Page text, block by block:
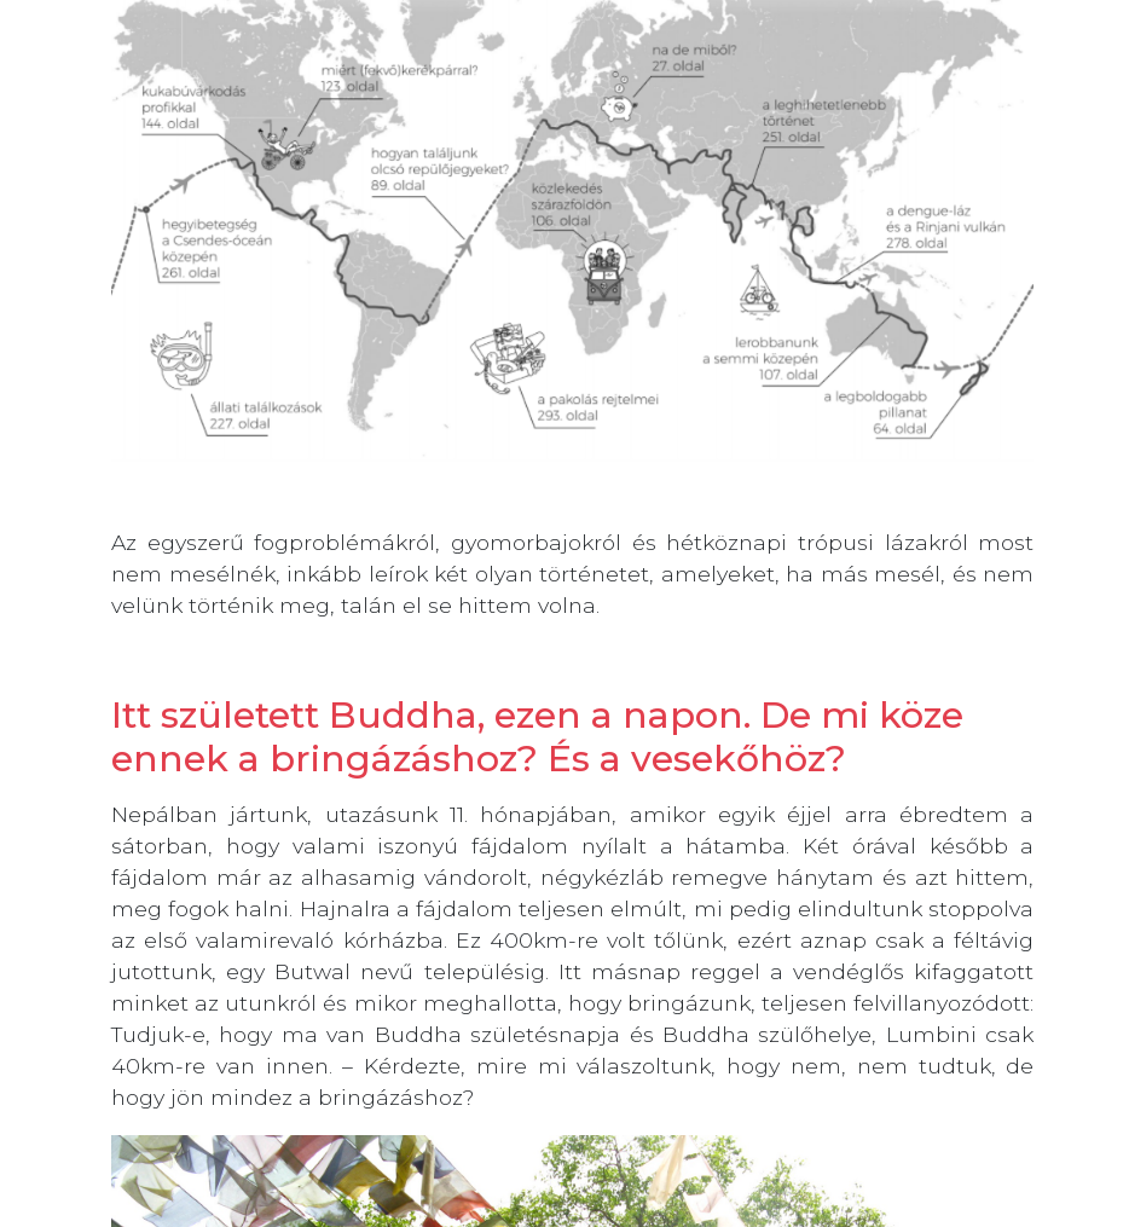
Az egyszerű fogproblémákról, gyomorbajokról és hétköznapi trópusi lázakról most
nem mesélnék, inkább leírok két olyan történetet, amelyeket, ha más mesél, és nem
velünk történik meg, talán el se hittem volna.
Itt született Buddha, ezen a napon. De mi köze
ennek a bringázáshoz? És a vesekőhöz?
Nepálban jártunk, utazásunk 11. hónapjában, amikor egyik éjjel arra ébredtem a
sátorban, hogy valami iszonyú fájdalom nyílalt a hátamba. Két órával később a
fájdalom már az alhasamig vándorolt, négykézláb remegve hánytam és azt hittem,
meg fogok halni. Hajnalra a fájdalom teljesen elmúlt, mi pedig elindultunk stoppolva
az első valamirevaló kórházba. Ez 400km-re volt tőlünk, ezért aznap csak a féltávig
jutottunk, egy Butwal nevű településig. Itt másnap reggel a vendéglős kifaggatott
minket az utunkról és mikor meghallotta, hogy bringázunk, teljesen felvillanyozódott:
Tudjuk-e, hogy ma van Buddha születésnapja és Buddha szülőhelye, Lumbini csak
40km-re van innen. – Kérdezte, mire mi válaszoltunk, hogy nem, nem tudtuk, de
hogy jön mindez a bringázáshoz?